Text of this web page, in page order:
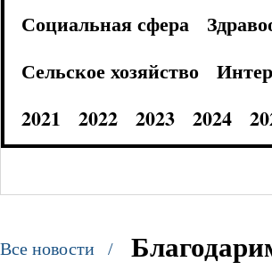
Социальная сфера
Сельское хозяйство
2021
2022 2023 2024
Все новости /